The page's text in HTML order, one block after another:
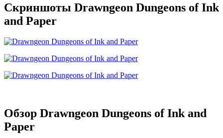
Скриншоты Drawngeon Dungeons of Ink
and Paper
Обзор Drawngeon Dungeons of Ink and
Paper